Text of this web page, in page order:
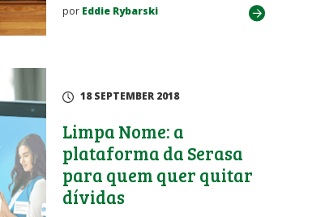
por Eddie Rybarski
18 SEPTEMBER 2018
Limpa Nome: a
plataforma da Serasa
para quem quer quitar
dívidas